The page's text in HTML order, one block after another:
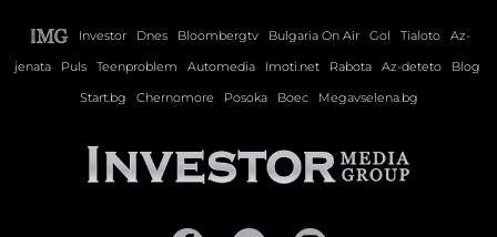
Investor Dnes Bloombergtv Bulgaria On Air Gol Tialoto
Az-
jenata
Puls Teenproblem Automedia Imoti.net Rabota Az-deteto
Blog
Start.bg
Chernomore Posoka Boec Megavselena.bg